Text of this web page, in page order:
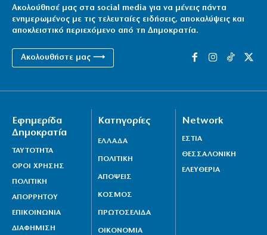
Ακολούθησέ μας στα social media για να μένεις πάντα
ενημερωμένος με τις τελευταίες ειδήσεις, αποκαλύψεις και
αποκλειστικό περιεχόμενο από τη Δημοκρατία.
Ακολουθήστε μας ⟶
Εφημερίδα
Δημοκρατία
ΤΑΥΤΟΤΗΤΑ
ΟΡΟΙ ΧΡΗΣΗΣ
ΠΟΛΙΤΙΚΗ
ΑΠΟΡΡΗΤΟΥ
ΕΠΙΚΟΙΝΩΝΙΑ
ΔΙΑΦΗΜΙΣΗ
Κατηγορίες
ΕΛΛΑΔΑ
ΠΟΛΙΤΙΚΗ
ΑΠΟΨΕΙΣ
ΚΟΣΜΟΣ
ΠΡΩΤΟΣΕΛΙΔΑ
ΟΙΚΟΝΟΜΙΑ
Network
ΕΣΤΙΑ
ΘΕΣΣΑΛΟΝΙΚΗ
ΕΛΕΥΘΕΡΙΑ